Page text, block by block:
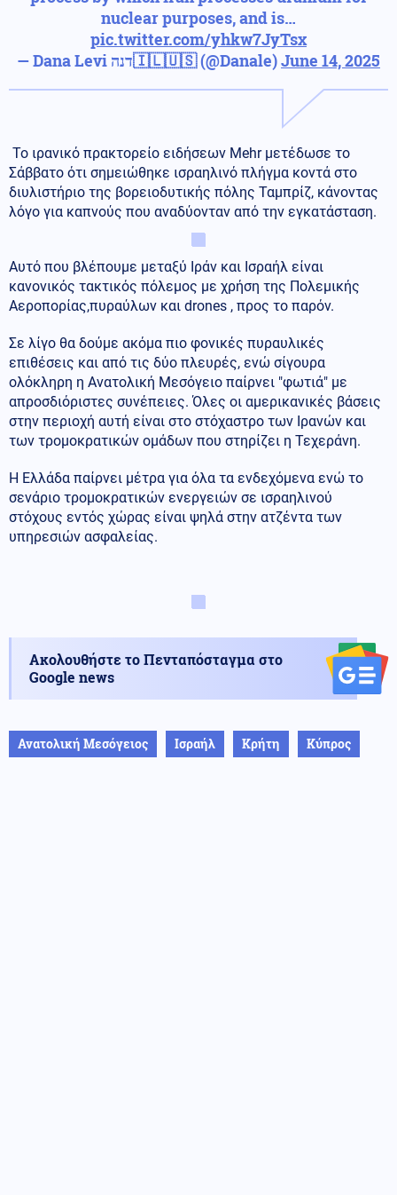
nuclear purposes, and is…
pic.twitter.com/yhkw7JyTsx
— Dana Levi דנה🇮🇱🇺🇸 (@Danale)June 14, 2025
Το ιρανικό πρακτορείο ειδήσεων Mehr μετέδωσε το
Σάββατο ότι σημειώθηκε ισραηλινό πλήγμα κοντά στο
διυλιστήριο της βορειοδυτικής πόλης Ταμπρίζ, κάνοντας
λόγο για καπνούς που αναδύονταν από την εγκατάσταση.
Αυτό που βλέπουμε μεταξύ Ιράν και Ισραήλ είναι
κανονικός τακτικός πόλεμος με χρήση της Πολεμικής
Αεροπορίας,πυραύλων και drones , προς το παρόν.
Σε λίγο θα δούμε ακόμα πιο φονικές πυραυλικές
επιθέσεις και από τις δύο πλευρές, ενώ σίγουρα
ολόκληρη η Ανατολική Μεσόγειο παίρνει "φωτιά" με
απροσδιόριστες συνέπειες. Όλες οι αμερικανικές βάσεις
στην περιοχή αυτή είναι στο στόχαστρο των Ιρανών και
των τρομοκρατικών ομάδων που στηρίζει η Τεχεράνη.
Η Ελλάδα παίρνει μέτρα για όλα τα ενδεχόμενα ενώ το
σενάριο τρομοκρατικών ενεργειών σε ισραηλινού
στόχους εντός χώρας είναι ψηλά στην ατζέντα των
υπηρεσιών ασφαλείας.
Ακολουθήστε το Πενταπόσταγμα στο
Google news
Ανατολική Μεσόγειος Ισραήλ Κρήτη Κύπρος